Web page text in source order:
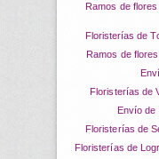
Ramos de flores para enviar a domicilio por miles de
Floristerías de
Ramos de
Floristerías
Envío
Floristerías de
Floristerías de Logroño con envío de flores a domicilio en